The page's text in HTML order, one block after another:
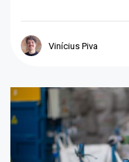
Vinícius Piva